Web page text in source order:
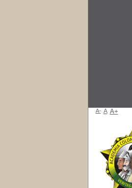
A- A A+